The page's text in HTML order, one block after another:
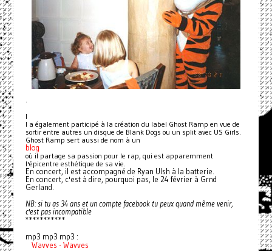
.
I
l a également participé à la création du label Ghost Ramp en vue de
sortir entre autres un disque de Blank Dogs ou un split avec US Girls.
Ghost Ramp sert aussi de nom à un
blog
où il partage sa passion pour le rap, qui est apparemment
l'épicentre esthétique de sa vie.
En concert, il est accompagné de Ryan Ulsh à la batterie.
En concert, c'est à dire, pourquoi pas, le 24 février à Grnd
Gerland.
NB: si tu as 34 ans et un compte facebook tu peux quand même venir,
c'est pas incompatible
***********
mp3 mp3 mp3 :
Wavves - Wavves